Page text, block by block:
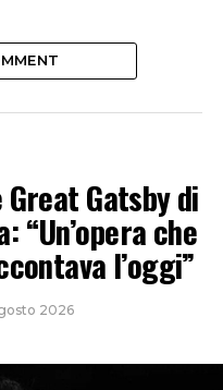
Gatsby di
“Un’opera che
l’oggi”
2026